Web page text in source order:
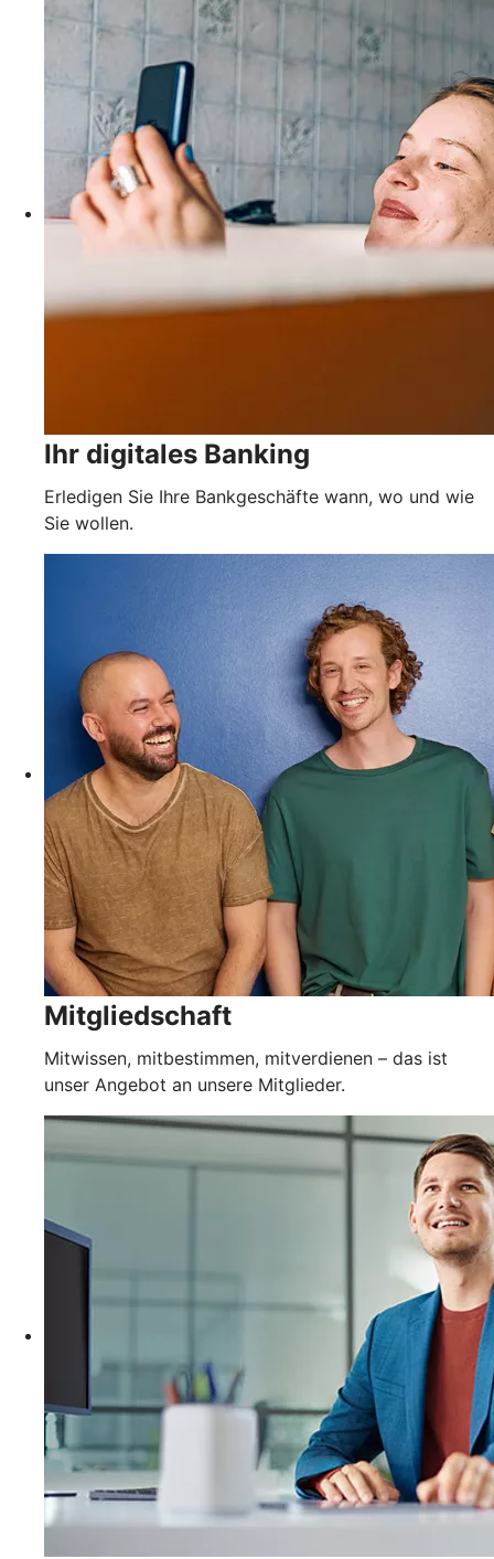
Ihr digitales Banking
Erledigen Sie Ihre Bankgeschäfte wann, wo und wie
Sie wollen.
Mitgliedschaft
Mitwissen, mitbestimmen, mitverdienen – das ist
unser Angebot an unsere Mitglieder.